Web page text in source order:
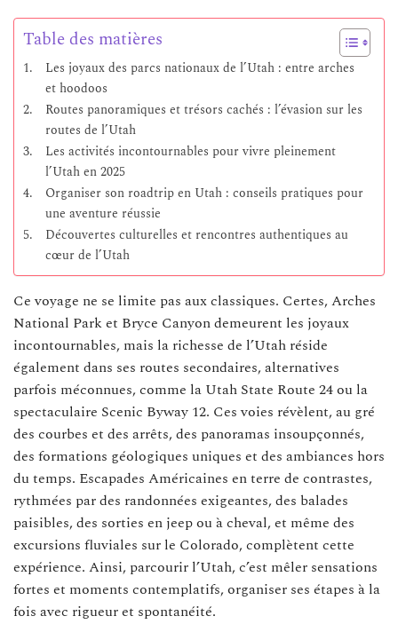
Table des matières
Les joyaux des parcs nationaux de l’Utah : entre arches
et hoodoos
Routes panoramiques et trésors cachés : l’évasion sur les
routes de l’Utah
Les activités incontournables pour vivre pleinement
l’Utah en 2025
Organiser son roadtrip en Utah : conseils pratiques pour
une aventure réussie
Découvertes culturelles et rencontres authentiques au
cœur de l’Utah
Ce voyage ne se limite pas aux classiques. Certes, Arches
National Park et Bryce Canyon demeurent les joyaux
incontournables, mais la richesse de l’Utah réside
également dans ses routes secondaires, alternatives
parfois méconnues, comme la Utah State Route 24 ou la
spectaculaire Scenic Byway 12. Ces voies révèlent, au gré
des courbes et des arrêts, des panoramas insoupçonnés,
des formations géologiques uniques et des ambiances hors
du temps. Escapades Américaines en terre de contrastes,
rythmées par des randonnées exigeantes, des balades
paisibles, des sorties en jeep ou à cheval, et même des
excursions fluviales sur le Colorado, complètent cette
expérience. Ainsi, parcourir l’Utah, c’est mêler sensations
fortes et moments contemplatifs, organiser ses étapes à la
fois avec rigueur et spontanéité.